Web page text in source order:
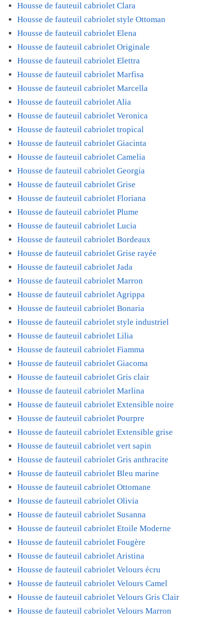
Housse de fauteuil cabriolet Clara
Housse de fauteuil cabriolet style Ottoman
Housse de fauteuil cabriolet Elena
Housse de fauteuil cabriolet Originale
Housse de fauteuil cabriolet Elettra
Housse de fauteuil cabriolet Marfisa
Housse de fauteuil cabriolet Marcella
Housse de fauteuil cabriolet Alia
Housse de fauteuil cabriolet Veronica
Housse de fauteuil cabriolet tropical
Housse de fauteuil cabriolet Giacinta
Housse de fauteuil cabriolet Camelia
Housse de fauteuil cabriolet Georgia
Housse de fauteuil cabriolet Grise
Housse de fauteuil cabriolet Floriana
Housse de fauteuil cabriolet Plume
Housse de fauteuil cabriolet Lucia
Housse de fauteuil cabriolet Bordeaux
Housse de fauteuil cabriolet Grise rayée
Housse de fauteuil cabriolet Jada
Housse de fauteuil cabriolet Marron
Housse de fauteuil cabriolet Agrippa
Housse de fauteuil cabriolet Bonaria
Housse de fauteuil cabriolet style industriel
Housse de fauteuil cabriolet Lilia
Housse de fauteuil cabriolet Fiamma
Housse de fauteuil cabriolet Giacoma
Housse de fauteuil cabriolet Gris clair
Housse de fauteuil cabriolet Marlina
Housse de fauteuil cabriolet Extensible noire
Housse de fauteuil cabriolet Pourpre
Housse de fauteuil cabriolet Extensible grise
Housse de fauteuil cabriolet vert sapin
Housse de fauteuil cabriolet Gris anthracite
Housse de fauteuil cabriolet Bleu marine
Housse de fauteuil cabriolet Ottomane
Housse de fauteuil cabriolet Olivia
Housse de fauteuil cabriolet Susanna
Housse de fauteuil cabriolet Etoile Moderne
Housse de fauteuil cabriolet Fougère
Housse de fauteuil cabriolet Aristina
Housse de fauteuil cabriolet Velours écru
Housse de fauteuil cabriolet Velours Camel
Housse de fauteuil cabriolet Velours Gris Clair
Housse de fauteuil cabriolet Velours Marron